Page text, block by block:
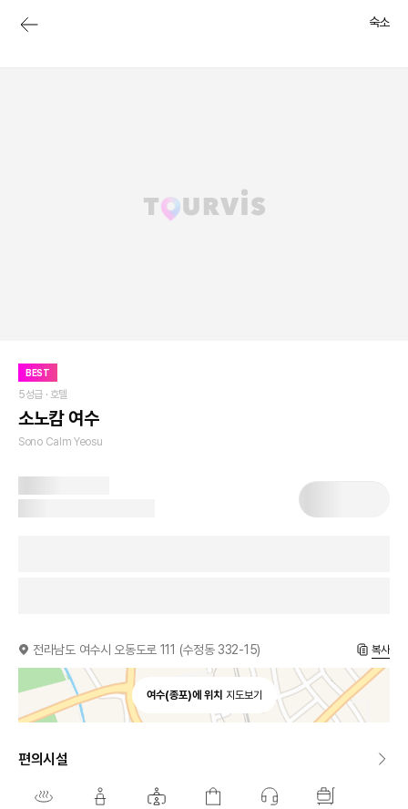
숙소
BEST
5성급 · 호텔
소노캄 여수
Sono Calm Yeosu
전라남도 여수시 오동도로 111 (수정동 332-15) 복사
여수(종포)에 위치 지도보기
편의시설